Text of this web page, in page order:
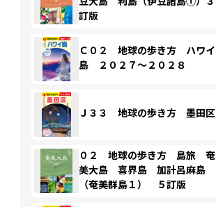
訂版
Ｃ０２ 地球の歩き方 ハワイ
島 ２０２７～２０２８
Ｊ３３ 地球の歩き方 墨田区
０２ 地球の歩き方 島旅 奄
美大島 喜界島 加計呂麻島
（奄美群島１） ５訂版